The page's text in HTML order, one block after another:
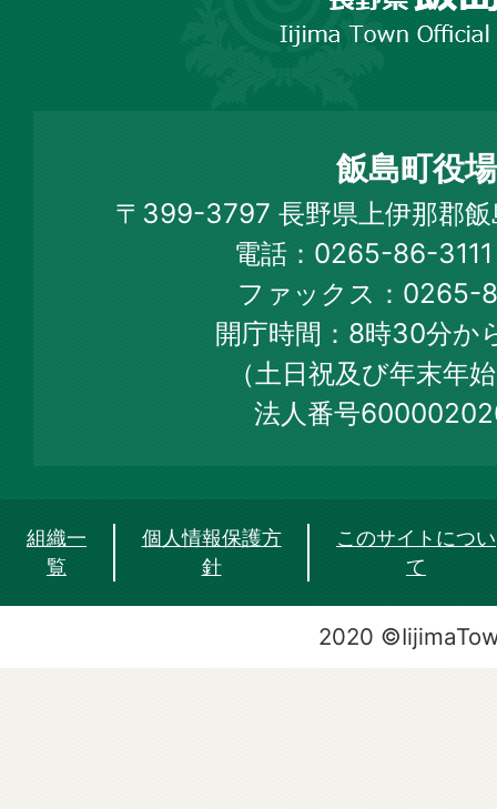
Town
Official
Web
Site
飯島町役場
〒399-3797 長野県上伊那郡
電話：0265-86-
ファックス：0265-
開庁時間：8時30分か
（土日祝及び年末年
法人番号
組織一
覧
個人情報保護方
針
このサイトについ
て
2020